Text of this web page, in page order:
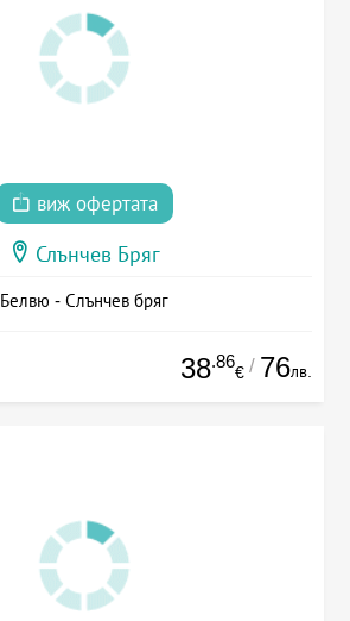
виж офертата
Слънчев Бряг
Белвю - Слънчев бряг
38.86
€ / 76лв.